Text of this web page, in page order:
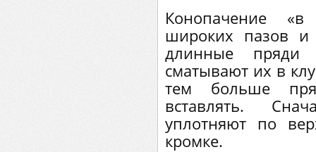
Конопачение
широких пазов
длинные
сматывают их в
тем больше
вставлять.
уплотняют по
кромке.